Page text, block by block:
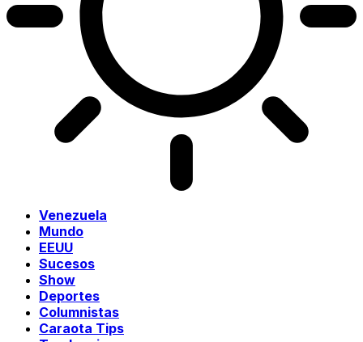
Venezuela
Mundo
EEUU
Sucesos
Show
Deportes
Columnistas
Caraota Tips